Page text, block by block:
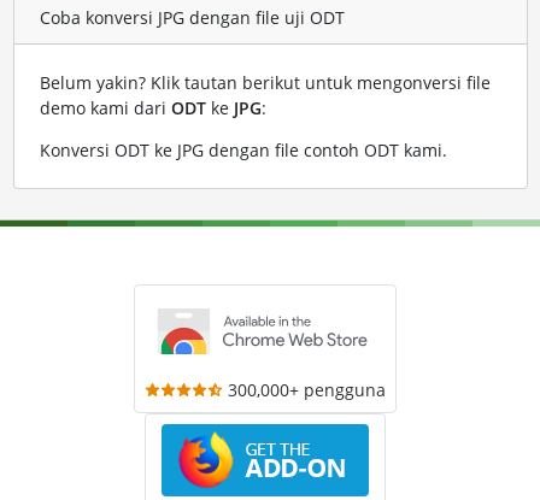
Coba konversi JPG dengan file uji ODT
Belum yakin? Klik tautan berikut untuk mengonversi file
demo kami dari ODTke JPG:
Konversi ODT ke JPG dengan file contoh ODT kami.
300,000+ pengguna